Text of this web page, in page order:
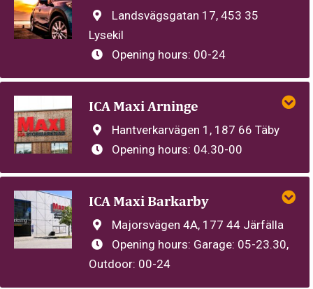
Landsvägsgatan 17, 453 35
Lysekil
Opening hours: 00-24
ICA Maxi Arninge
Hantverkarvägen 1, 187 66 Täby
Opening hours: 04.30-00
ICA Maxi Barkarby
Majorsvägen 4A, 177 44 Järfälla
Opening hours: Garage: 05-23.30,
Outdoor: 00-24